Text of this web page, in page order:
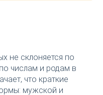
не склоняется по
числам и родам в
что краткие
мужской и